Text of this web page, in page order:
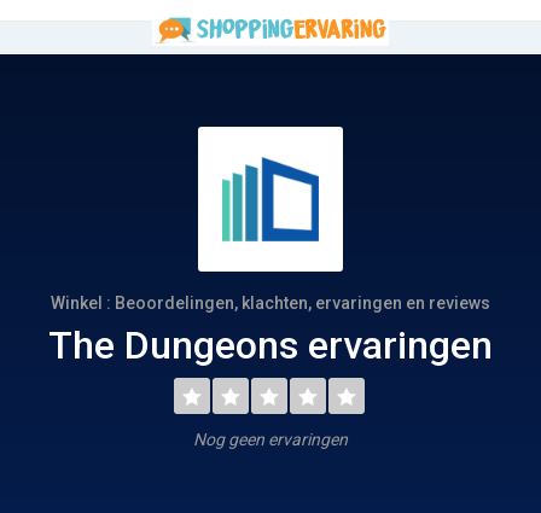
Winkel : Beoordelingen, klachten, ervaringen en reviews
The Dungeons ervaringen
Nog geen ervaringen